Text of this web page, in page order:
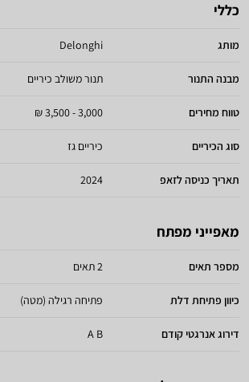
כללי
מותג Delonghi
מבנה התנור תנור משולב כיריים
טווח מחירים 3,000 - 3,500 ₪
סוג הכיריים כיריים גז
תאריך כניסה לזאפ 2024
מאפייני מפתח
מספר תאים 2 תאים
כיוון פתיחת דלת פתיחה רגילה (מטה)
דירוג אנרגטי קודם A B